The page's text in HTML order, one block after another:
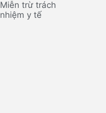
Miễn trừ trách
nhiệm y tế